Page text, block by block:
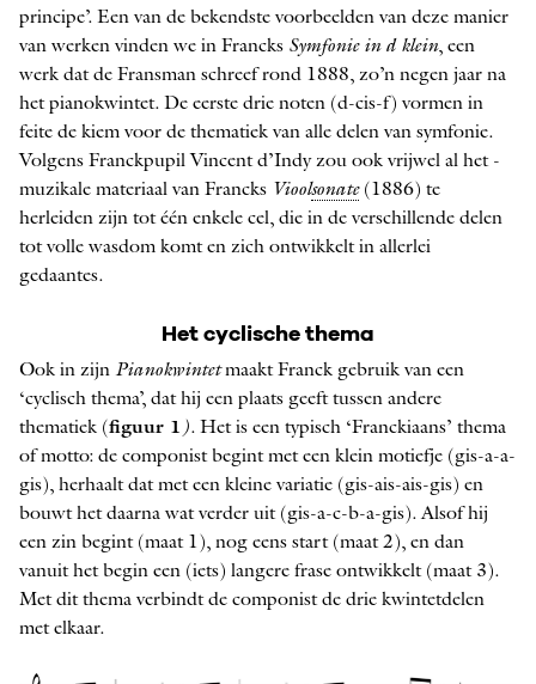
principe’. Een van de bekendste voorbeelden van deze manier
van werken vinden we in Francks Symfonie in d klein, een
werk dat de Fransman schreef rond 1888, zo’n negen jaar na
het pianokwintet. De eerste drie noten (d-cis-f) vormen in
feite de kiem voor de thematiek van alle delen van symfonie.
Volgens Franckpupil Vincent d’Indy zou ook vrijwel al het ­
muzikale materiaal van Francks Viool­sonate(1886) te
herleiden zijn tot één enkele cel, die in de verschillende delen
tot volle wasdom komt en zich ontwikkelt in allerlei
gedaantes.
Het cyclische thema
Ook in zijn Pianokwintetmaakt Franck gebruik van een
‘cyclisch thema’, dat hij een plaats geeft tussen andere
thematiek (figuur 1 ). Het is een typisch ‘Franckiaans’ thema
of motto: de componist begint met een klein motiefje (gis-a-a-
gis), herhaalt dat met een kleine variatie (gis-ais-ais-gis) en
bouwt het daarna wat verder uit (gis-a-c-b-a-gis). Alsof hij
een zin begint (maat 1), nog eens start (maat 2), en dan
vanuit het begin een (iets) langere frase ontwikkelt (maat 3).
Met dit thema verbindt de componist de drie kwintetdelen
met elkaar.